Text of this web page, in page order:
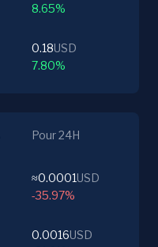
8.65%
0.18USD
7.80%
Pour 24H
≈0.0001USD
-35.97%
0.0016USD